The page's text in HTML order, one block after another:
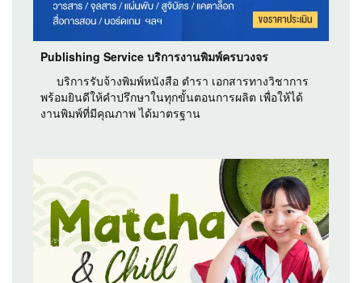
Publishing Service บริการงานพิมพ์ครบวงจร
บริการรับจ้างพิมพ์หนังสือ ตำรา เอกสารทางวิชาการ
พร้อมยินดีให้คำปรึกษาในทุกขั้นตอนการผลิต เพื่อให้ได้
งานพิมพ์ที่มีคุณภาพ ได้มาตรฐาน